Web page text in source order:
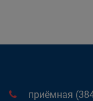
приёмная